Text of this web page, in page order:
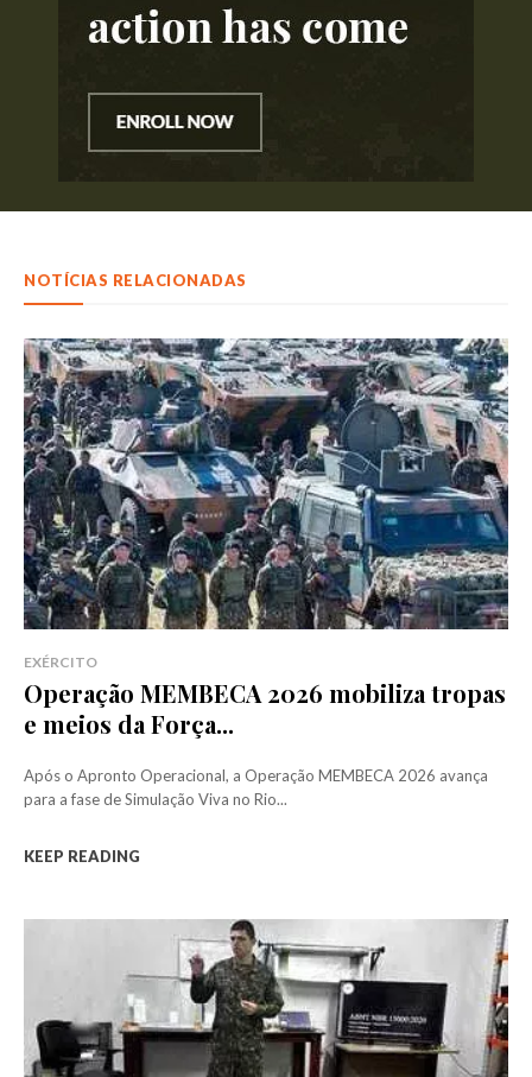
NOTÍCIAS RELACIONADAS
EXÉRCITO
Operação MEMBECA 2026 mobiliza tropas
e meios da Força...
Após o Apronto Operacional, a Operação MEMBECA 2026 avança
para a fase de Simulação Viva no Rio...
KEEP READING